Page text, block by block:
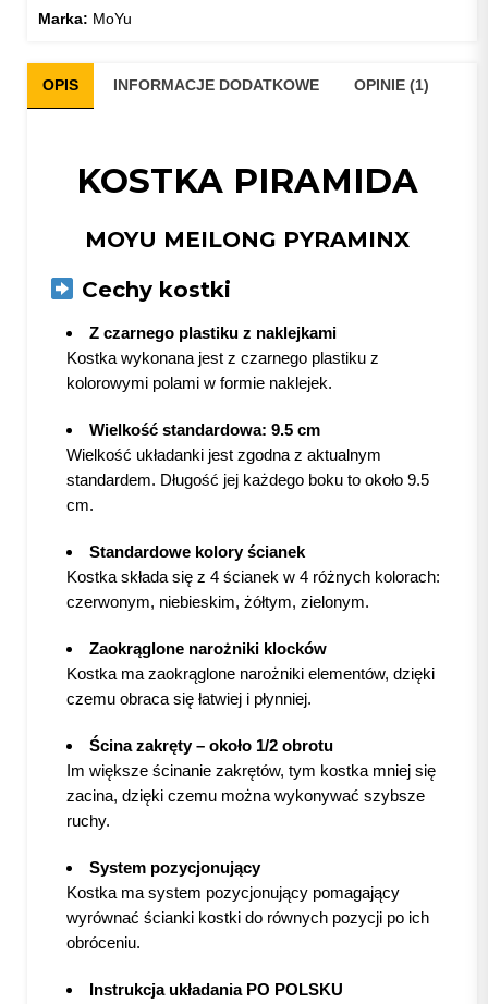
Marka: MoYu
OPIS INFORMACJE DODATKOWE OPINIE (1)
KOSTKA PIRAMIDA
MOYU MEILONG PYRAMINX
Cechy kostki
Z czarnego plastiku z naklejkami
Kostka wykonana jest z czarnego plastiku z
kolorowymi polami w formie naklejek.
Wielkość standardowa: 9.5 cm
Wielkość układanki jest zgodna z aktualnym
standardem. Długość jej każdego boku to około 9.5
cm.
Standardowe kolory ścianek
Kostka składa się z 4 ścianek w 4 różnych kolorach:
czerwonym, niebieskim, żółtym, zielonym.
Zaokrąglone narożniki klocków
Kostka ma zaokrąglone narożniki elementów, dzięki
czemu obraca się łatwiej i płynniej.
Ścina zakręty – około 1/2 obrotu
Im większe ścinanie zakrętów, tym kostka mniej się
zacina, dzięki czemu można wykonywać szybsze
ruchy.
System pozycjonujący
Kostka ma system pozycjonujący pomagający
wyrównać ścianki kostki do równych pozycji po ich
obróceniu.
Instrukcja układania PO POLSKU